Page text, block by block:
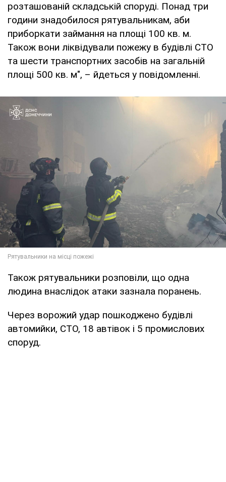
розташованій складській споруді. Понад три
години знадобилося рятувальникам, аби
приборкати займання на площі 100 кв. м.
Також вони ліквідували пожежу в будівлі СТО
та шести транспортних засобів на загальній
площі 500 кв. м", – йдеться у повідомленні.
Також рятувальники розповіли, що одна
людина внаслідок атаки зазнала поранень.
Через ворожий удар пошкоджено будівлі
автомийки, СТО, 18 автівок і 5 промислових
споруд.